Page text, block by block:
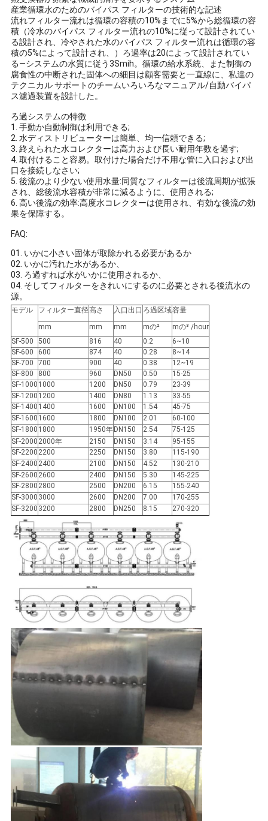
産業循環水のためのバイパス フィルターの技術的な記述
流れフィルター流れは循環の容積の10%までに5%から総循環の容
積（冷水のバイパス フィルター流れの10%に従って設計されてい
る設計され、冷やされた水のバイパス フィルター流れは循環の容
積の5%によって設計され、）ろ過率は20によって設計されてい
る—システムの水質に従う3Smih。循環の給水系統、また制御の
腐食性の中断された固体への細目は顧客需要と一直線に、私達の
テクニカル サポートのチームいろいろなマニュアル/自動バイパ
ス濾過装置を設計した。
ろ過システムの特徴
1. 手動か自動制御は利用できる;
2. 水ディストリビューターは簡単、均一信頼できる;
3. 終えられた水コレクターは高力および長い耐用年数を過す;
4. 取付けること容易。取付けた場合だけ不用な管に入口および出
口を接続しなさい;
5. 後流のより少ない使用水量:同質なフィルターは後流周期が拡張
され、総後流水容積が非常に減るように、使用される;
6. 高い後流の効率:高度水コレクターは使用され、有効な後流の効
果を保障する。
FAQ:
01. いかに小さい固体が取除かれる必要があるか
02. いかに汚れた水があるか、
03. ろ過すれば水がいかに使用されるか、
04. そしてフィルターをきれいにするのに必要とされる後流水の
源。
モデル フィルター直径高さ 入口出口 ろ過区域容量
mm
mm mm mの²
mの³ /hour
SF-500
500 816 40 0.2
6~10
SF-600
600 874 40 0.28
8~14
SF-700
700 900 40 0.38
12~19
SF-800
800 960 DN50 0.50
15-25
SF-1000 1000 1200 DN50 0.79
23-39
SF-1200 1200 1400 DN80 1.13
33-55
SF-1400 1400 1600 DN100 1.54
45-75
SF-1600 1600 1800 DN100 2.01
60-100
SF-1800 1800 1950年 DN150 2.54
75-125
SF-2000 2000年 2150 DN150 3.14
95-155
SF-2200 2200 2250 DN150 3.80
115-190
SF-2400 2400 2100 DN150 4.52
130-210
SF-2600 2600 2400 DN150 5.30
145-225
SF-2800 2800 2500 DN200 6.15
155-240
SF-3000 3000 2600 DN200 7.00
170-255
SF-3200 3200 2800 DN250 8.15 270-320